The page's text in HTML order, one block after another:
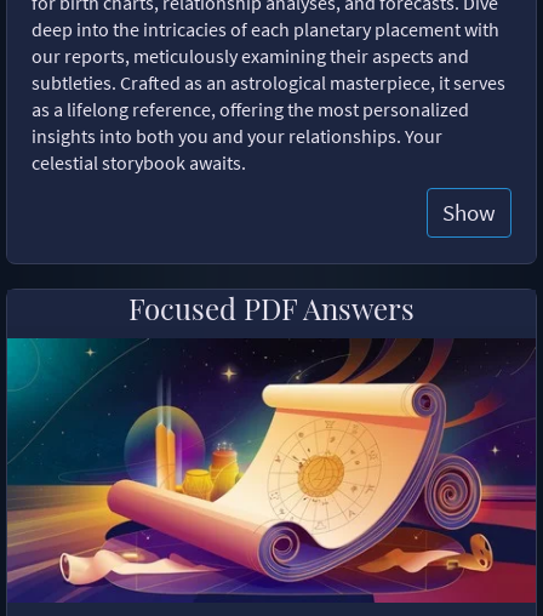
deep into the intricacies of each planetary placement with
our reports, meticulously examining their aspects and
subtleties. Crafted as an astrological masterpiece, it serves
as a lifelong reference, offering the most personalized
insights into both you and your relationships. Your
celestial storybook awaits.
Show
Focused PDF Answers